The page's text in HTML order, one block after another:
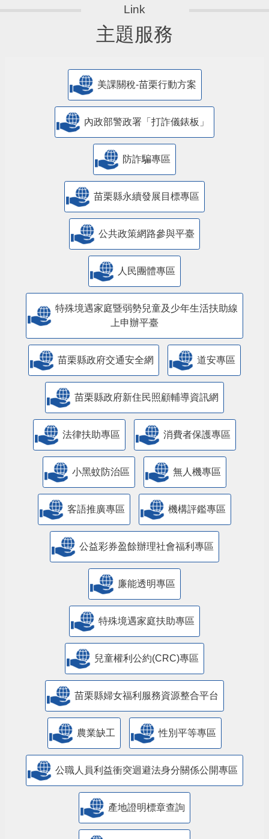
主題服務
美課關稅-苗栗行動方案
內政部警政署「打詐儀錶板」
防詐騙專區
苗栗縣永續發展目標專區
公共政策網路參與平臺
人民團體專區
特殊境遇家庭暨弱勢兒童及少年生活扶助線
上申辦平臺
苗栗縣政府交通安全網 道安專區
苗栗縣政府新住民照顧輔導資訊網
法律扶助專區 消費者保護專區
小黑蚊防治區 無人機專區
客語推廣專區 機構評鑑專區
公益彩券盈餘辦理社會福利專區
廉能透明專區
特殊境遇家庭扶助專區
兒童權利公約(CRC)專區
苗栗縣婦女福利服務資源整合平台
農業缺工 性別平等專區
公職人員利益衝突迴避法身分關係公開專區
產地證明標章查詢